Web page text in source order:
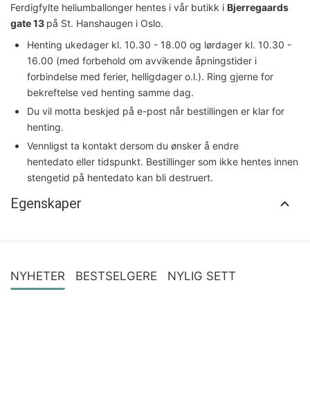
Ferdigfylte heliumballonger hentes i vår butikk i Bjerregaards
gate 13 på St. Hanshaugen i Oslo.
Henting ukedager kl. 10.30 - 18.00 og lørdager kl. 10.30 -
16.00 (med forbehold om avvikende åpningstider i
forbindelse med ferier, helligdager o.l.). Ring gjerne for
bekreftelse ved henting samme dag.
Du vil motta beskjed på e-post når bestillingen er klar for
henting.
Vennligst ta kontakt dersom du ønsker å endre
hentedato eller tidspunkt. Bestillinger som ikke hentes innen
stengetid på hentedato kan bli destruert.
Egenskaper
NYHETER BESTSELGERE NYLIG SETT